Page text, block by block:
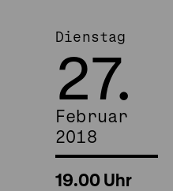
Dienstag
27.
Februar
2018
19.00 Uhr